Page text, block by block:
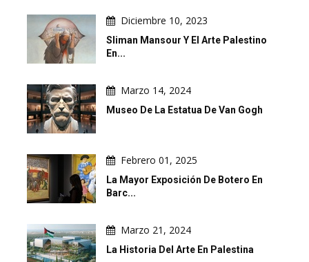
Diciembre 10, 2023
Sliman Mansour Y El Arte Palestino
En...
Marzo 14, 2024
Museo De La Estatua De Van Gogh
Febrero 01, 2025
La Mayor Exposición De Botero En
Barc...
Marzo 21, 2024
La Historia Del Arte En Palestina